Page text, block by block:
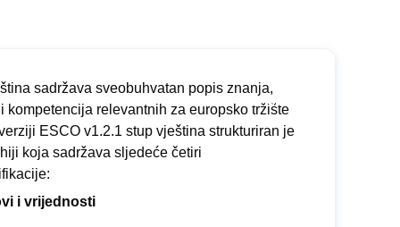
sadržava sveobuhvatan popis znanja,
kompetencija relevantnih za europsko tržište
ESCO v1.2.1 stup vještina strukturiran je
koja sadržava sljedeće četiri
i vrijednosti